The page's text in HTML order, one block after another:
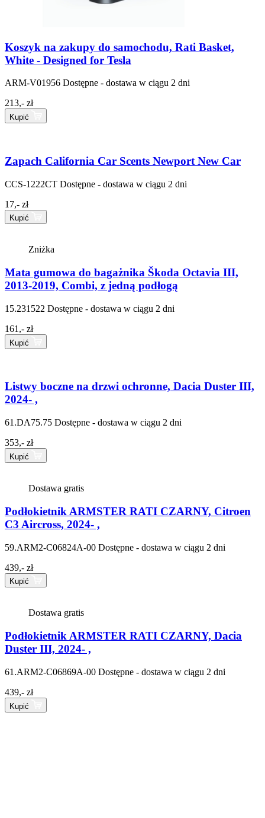
Koszyk na zakupy do samochodu, Rati Basket,
White - Designed for Tesla
ARM-V01956 Dostępne - dostawa w ciągu 2 dni
213,- zł
Kupić
Zapach California Car Scents Newport New Car
CCS-1222CT Dostępne - dostawa w ciągu 2 dni
17,- zł
Kupić
Zniżka
Mata gumowa do bagażnika Škoda Octavia III,
2013-2019, Combi, z jedną podłogą
15.231522 Dostępne - dostawa w ciągu 2 dni
161,- zł
Kupić
Listwy boczne na drzwi ochronne, Dacia Duster III,
2024- ,
61.DA75.75 Dostępne - dostawa w ciągu 2 dni
353,- zł
Kupić
Dostawa gratis
Podłokietnik ARMSTER RATI CZARNY, Citroen
C3 Aircross, 2024- ,
59.ARM2-C06824A-00 Dostępne - dostawa w ciągu 2 dni
439,- zł
Kupić
Dostawa gratis
Podłokietnik ARMSTER RATI CZARNY, Dacia
Duster III, 2024- ,
61.ARM2-C06869A-00 Dostępne - dostawa w ciągu 2 dni
439,- zł
Kupić